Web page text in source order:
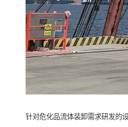
针对危化品流体装卸需求研发的